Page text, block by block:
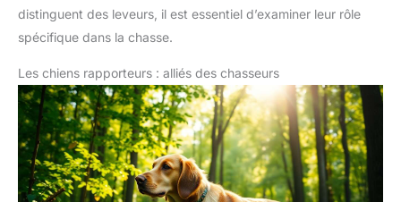
distinguent des leveurs, il est essentiel d’examiner leur rôle
spécifique dans la chasse.
Les chiens rapporteurs : alliés des chasseurs